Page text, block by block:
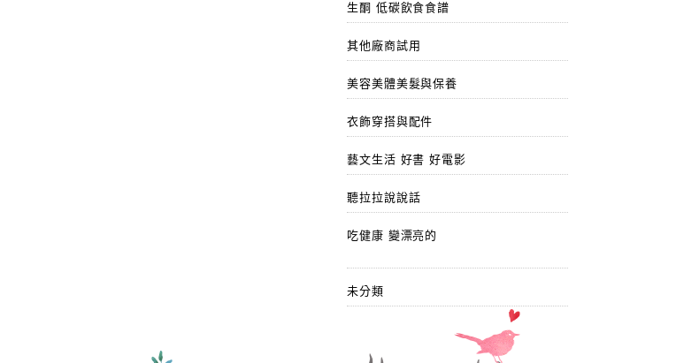
生酮 低碳飲食食譜
其他廠商試用
美容美體美髮與保養
衣飾穿搭與配件
藝文生活 好書 好電影
聽拉拉說說話
吃健康 變漂亮的
未分類